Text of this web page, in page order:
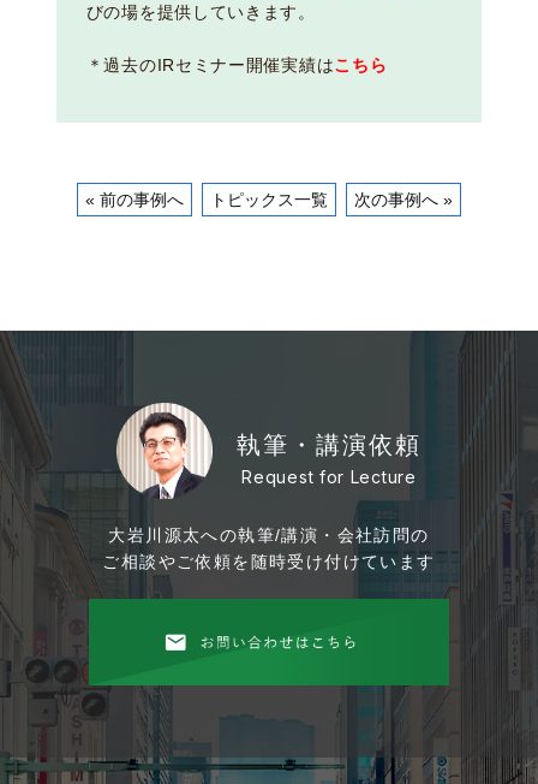
びの場を提供していきます。
＊過去のIRセミナー開催実績はこちら
« 前の事例へ トピックス一覧 次の事例へ »
執筆・講演依頼
Request for Lecture
大岩川源太への執筆/講演・会社訪問の
ご相談やご依頼を随時受け付けています